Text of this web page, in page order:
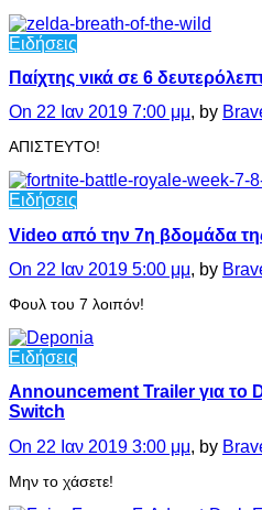
Ειδήσεις
Παίχτης νικά σε 6
On 22 Ιαν 2019 7:00 μμ, by
ΑΠΙΣΤΕΥΤΟ!
Ειδήσεις
Video από την 7η βδομάδα
On 22 Ιαν 2019 5:00 μμ, by
Φουλ του 7 λοιπόν!
Ειδήσεις
Announcement Trailer για το
Switch
On 22 Ιαν 2019 3:00 μμ, by
Μην το χάσετε!